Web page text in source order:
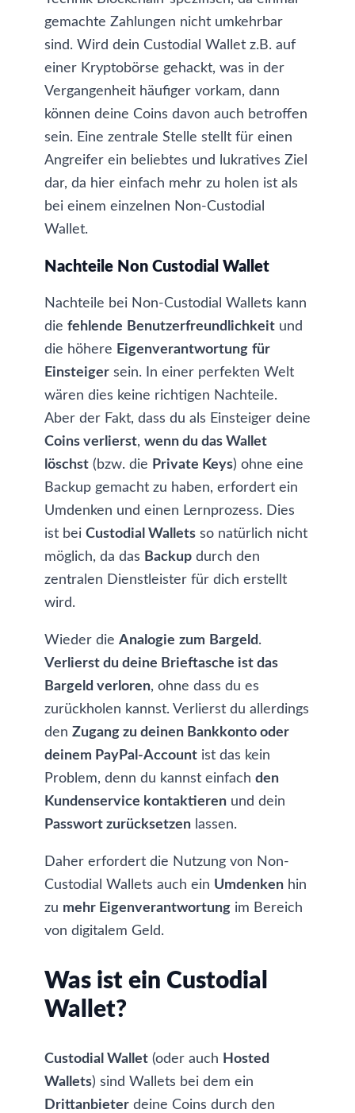
gemachte Zahlungen nicht umkehrbar
sind. Wird dein Custodial Wallet z.B. auf
einer Kryptobörse gehackt, was in der
Vergangenheit häufiger vorkam, dann
können deine Coins davon auch betroffen
sein. Eine zentrale Stelle stellt für einen
Angreifer ein beliebtes und lukratives Ziel
dar, da hier einfach mehr zu holen ist als
bei einem einzelnen Non-Custodial
Wallet.
Nachteile Non Custodial Wallet
Nachteile bei Non-Custodial Wallets kann
die fehlende Benutzerfreundlichkeit und
die höhere Eigenverantwortung für
Einsteiger sein. In einer perfekten Welt
wären dies keine richtigen Nachteile.
Aber der Fakt, dass du als Einsteiger deine
Coins verlierst, wenn du das Wallet
löschst (bzw. die Private Keys) ohne eine
Backup gemacht zu haben, erfordert ein
Umdenken und einen Lernprozess. Dies
ist bei Custodial Wallets so natürlich nicht
möglich, da das Backup durch den
zentralen Dienstleister für dich erstellt
wird.
Wieder die Analogie zum Bargeld.
Verlierst du deine Brieftasche ist das
Bargeld verloren, ohne dass du es
zurückholen kannst. Verlierst du allerdings
den Zugang zu deinen Bankkonto oder
deinem PayPal-Account ist das kein
Problem, denn du kannst einfach den
Kundenservice kontaktieren und dein
Passwort zurücksetzen lassen.
Daher erfordert die Nutzung von Non-
Custodial Wallets auch ein Umdenken hin
zu mehr Eigenverantwortung im Bereich
von digitalem Geld.
Was ist ein Custodial
Wallet?
Custodial Wallet (oder auch Hosted
Wallets) sind Wallets bei dem ein
Drittanbieter deine Coins durch den